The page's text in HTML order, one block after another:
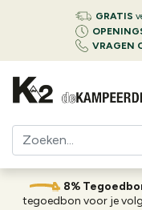
GRATIS
VRAGEN
8%
tegoedbon voor je